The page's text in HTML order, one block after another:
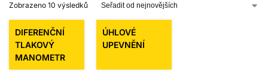
Zobrazeno 10 výsledků
DIFERENČNÍ
TLAKOVÝ
MANOMETR
ÚHLOVÉ
UPEVNĚNÍ